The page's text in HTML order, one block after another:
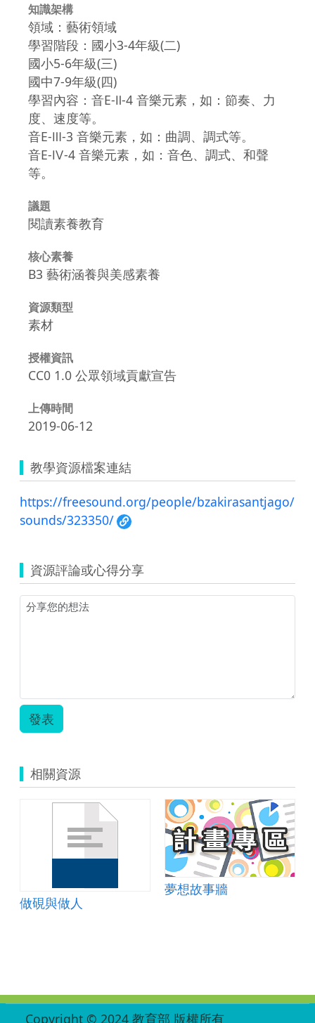
知識架構
領域：藝術領域
學習階段：國小3-4年級(二)
國小5-6年級(三)
國中7-9年級(四)
學習內容：音E-Ⅱ-4 音樂元素，如：節奏、力
度、速度等。
音E-Ⅲ-3 音樂元素，如：曲調、調式等。
音E-Ⅳ-4 音樂元素，如：音色、調式、和聲
等。
議題
閱讀素養教育
核心素養
B3 藝術涵養與美感素養
資源類型
素材
授權資訊
CC0 1.0 公眾領域貢獻宣告
上傳時間
2019-06-12
教學資源檔案連結
https://freesound.org/people/bzakirasantjago/
sounds/323350/
資源評論或心得分享
發表
相關資源
做硯與做人
夢想故事牆
Copyright © 2024 教育部 版權所有